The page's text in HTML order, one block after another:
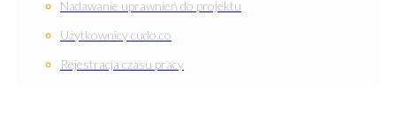
Nadawanie uprawnień do projektu
Użytkownicy cudo.co
Rejestracja czasu pracy